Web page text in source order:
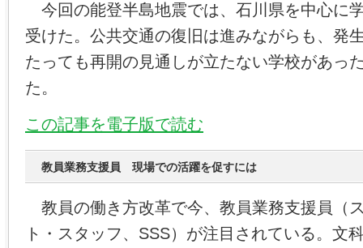
今回の能登半島地震では、石川県を中心に
受けた。公共交通の復旧は進みながらも、発
たっても再開の見通しが立たない学校があっ
た。
この記事を電子版で読む
教員業務支援員 現場での活躍を促すには
教員の働き方改革で今、教員業務支援員（
ト・スタッフ、SSS）が注目されている。文